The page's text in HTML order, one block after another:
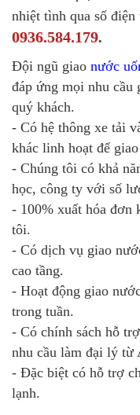
nhiệt tình qua số điện
0936.584.179.
Đội ngũ giao nước
đáp ứng mọi nhu cầu
quý khách.
- Có hệ thông xe tải
khác linh hoạt để
- Chúng tôi có khả
học, công ty với số
- 100% xuất hóa đơn
tôi.
- Có dịch vụ giao
cao tầng.
- Hoạt động giao
trong tuần.
- Có chính sách hỗ
nhu cầu làm đại lý từ
- Đặc biệt có hỗ trợ
lạnh.